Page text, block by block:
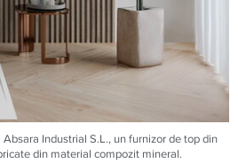
Industrial S.L., un furnizor de top din
din material compozit mineral.